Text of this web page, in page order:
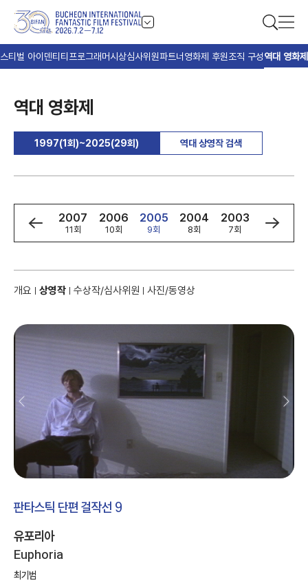
티벌 아이덴티티 프로그래머시상심사위원파트너 영화제 후원조직 구성역대 영화제
역대 영화제
1997(1회)~2025(29회) 역대 상영작 검색
2008
12회
2007
11회
2006
10회
2005
9회
2004
8회
2003
7회
2002
6회
개요 상영작 수상작/심사위원 사진/동영상
판타스틱 단편 걸작선 9
유포리아
Euphoria
최기범